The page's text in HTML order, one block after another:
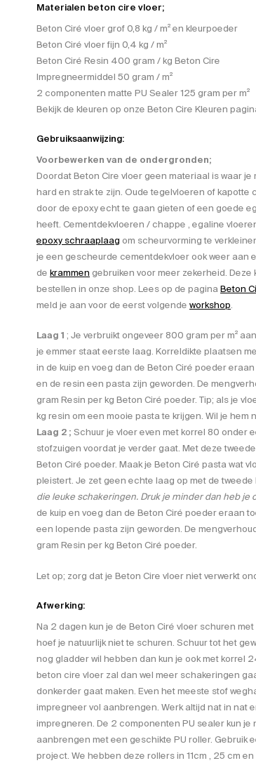
Materialen beton cire vloer;
Beton Ciré vloer grof 0,8 kg / m² en kleurpoeder
Beton Ciré vloer fijn 0,4 kg / m²
Beton Ciré Resin 400 gram / kg Beton Cire
Impregneermiddel 50 gram / m²
2 componenten matte PU Sealer 125 gram per m²
Bekijk de kleuren op onze Beton Cire Kleuren
Gebruiksaanwijzing:
Voorbewerken van de ondergronden;
Doordat Beton Cire vloer geen materiaal is waar
hard en strak te zijn. Oude tegelvloeren of
door de epoxy echt te gaan gieten of een goede
heeft. Cementdekvloeren / chappe , egaline
epoxy schraaplaag om scheurvorming te
je een gescheurde cementdekvloer ook weer aan
de krammen gebruiken voor meer zekerheid.
bestellen in onze shop. Lees op de pagina Beton
meld je aan voor de eerst volgende workshop.
Laag 1 ; Je verbruikt ongeveer 800 gram per m²
je emmer staat eerste laag. Korreldikte plaatsen
in de kuip en voeg dan de Beton Ciré poeder
en de resin een pasta zijn geworden. De
gram Resin per kg Beton Ciré poeder. Tip; als je
kg resin om een mooie pasta te krijgen. Wil je hem
Laag 2 ; Schuur je vloer even met korrel 80 onder
stofzuigen voordat je verder gaat. Met deze
Beton Ciré poeder. Maak je Beton Ciré pasta wat
pleistert. Je zet geen echte laag op met de tweede
die leuke schakeringen. Druk je minder dan heb je
de kuip en voeg dan de Beton Ciré poeder eraan
een lopende pasta zijn geworden. De
gram Resin per kg Beton Ciré poeder.
Let op; zorg dat je Beton Cire vloer niet verwerkt
Afwerking:
Na 2 dagen kun je de Beton Ciré vloer schuren
hoef je natuurlijk niet te schuren. Schuur tot het
nog gladder wil hebben dan kun je ook met korrel
beton cire vloer zal dan wel meer schakeringen
donkerder gaat maken. Even het meeste stof
impregneer vol aanbrengen. Werk altijd nat in nat
impregneren. De 2 componenten PU sealer kun
aanbrengen met een geschikte PU roller. Gebruik
project. We hebben deze rollers in 11cm , 25 cm